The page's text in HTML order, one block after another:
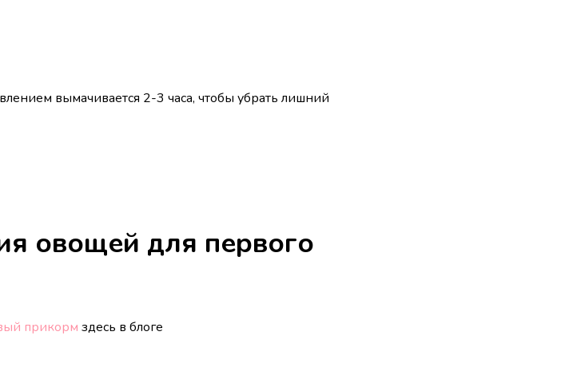
вымачивается 2-3 часа, чтобы убрать лишний
овощей для первого
прикорм здесь в блоге